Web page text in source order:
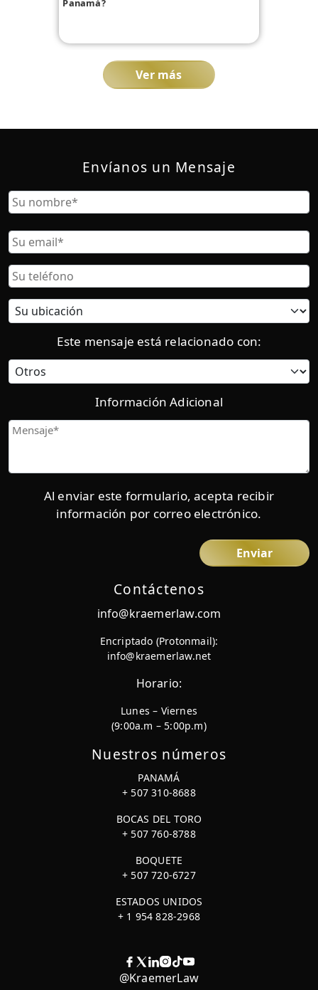
Ver más
Contáctenos
info@kraemerlaw.com
Encriptado (Protonmail):
info@kraemerlaw.net
Horario:
Lunes – Viernes
(9:00a.m – 5:00p.m)
Nuestros números
PANAMÁ
+ 507 310-8688
BOCAS DEL TORO
+ 507 760-8788
BOQUETE
+ 507 720-6727
ESTADOS UNIDOS
+ 1 954 828-2968
@KraemerLaw
Envíanos un Mensaje
Nombre
Correo
Electrónico
Teléfono
Ubicación
actual:
Este mensaje está relacionado con:
Categoría
Información Adicional
Mensaje
Al enviar este formulario, acepta recibir
información por correo electrónico.